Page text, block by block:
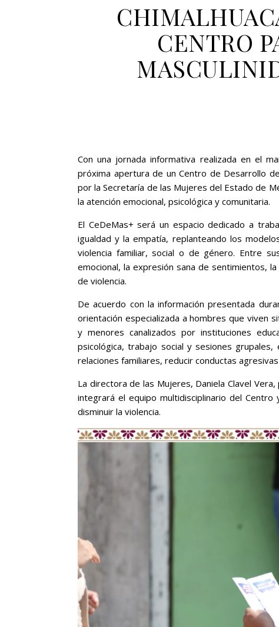
CENTRO
Con una jornada informativa realizada en el
próxima apertura de un Centro de Desarrollo
por la Secretaría de las Mujeres del Estado de
la atención emocional, psicológica y comunitaria.
El CeDeMas+ será un espacio dedicado a
igualdad y la empatía, replanteando los
violencia familiar, social o de género. Entre
emocional, la expresión sana de sentimientos,
de violencia.
De acuerdo con la información presentada
orientación especializada a hombres que viven
y menores canalizados por instituciones
psicológica, trabajo social y sesiones
relaciones familiares, reducir conductas
La directora de las Mujeres, Daniela Clavel
integrará el equipo multidisciplinario del
disminuir la violencia.